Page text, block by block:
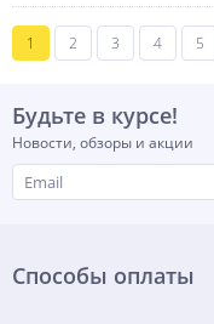
1 2 3 4 5
Будьте в курсе!
Новости, обзоры и акции
Способы оплаты